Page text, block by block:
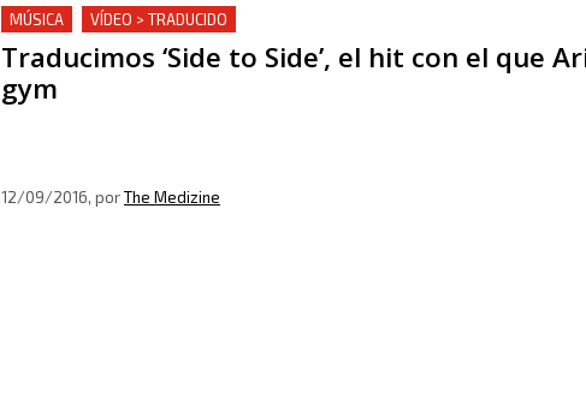
MÚSICA VÍDEO > TRADUCIDO
Traducimos ‘Side to Side’, el hit con el que
gym
12/09/2016, porThe Medizine